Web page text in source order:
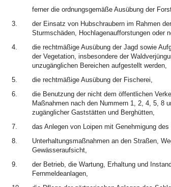
ferner die ordnungsgemäße Ausübung der
3.
der Einsatz von Hubschraubern im Rahmen
Sturmschäden, Hochlagenaufforstungen oder
4.
die rechtmäßige Ausübung der Jagd sowie
der Vegetation, insbesondere der
unzugänglichen Bereichen aufgestellt werden,
5.
die rechtmäßige Ausübung der Fischerei,
6.
die Benutzung der nicht dem öffentlichen
Maßnahmen nach den Nummern 1, 2, 4, 5, 8
zugänglicher Gaststätten und Berghütten,
7.
das Anlegen von Loipen mit Genehmigung
8.
Unterhaltungsmaßnahmen an den Straßen,
Gewässeraufsicht,
9.
der Betrieb, die Wartung, Erhaltung und
Fernmeldeanlagen,